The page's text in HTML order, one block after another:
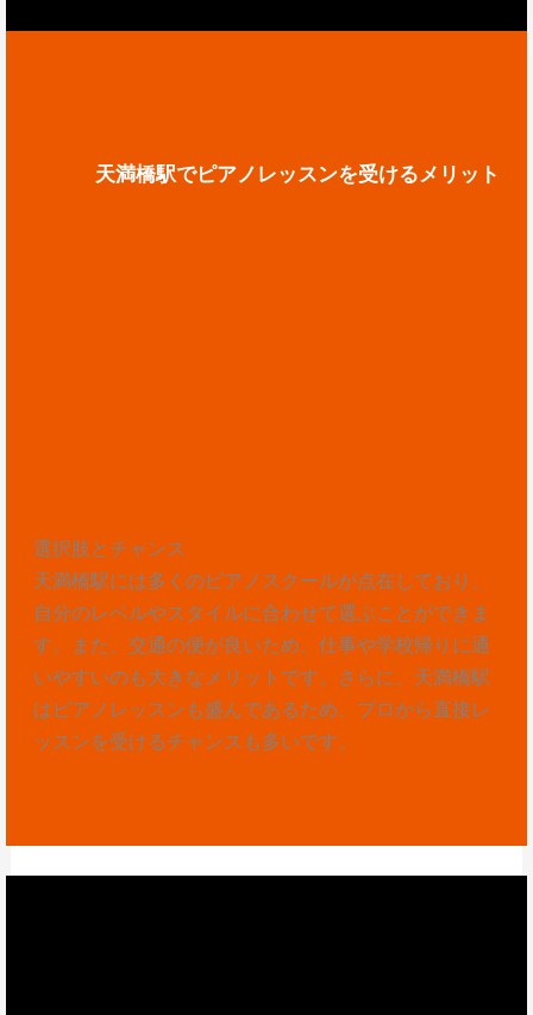
天満橋駅でピアノレッスンを受けるメリット
選択肢とチャンス
天満橋駅には多くのピアノスクールが点在しており、
自分のレベルやスタイルに合わせて選ぶことができま
す。また、交通の便が良いため、仕事や学校帰りに通
いやすいのも大きなメリットです。さらに、天満橋駅
はピアノレッスンも盛んであるため、プロから直接レ
ッスンを受けるチャンスも多いです。